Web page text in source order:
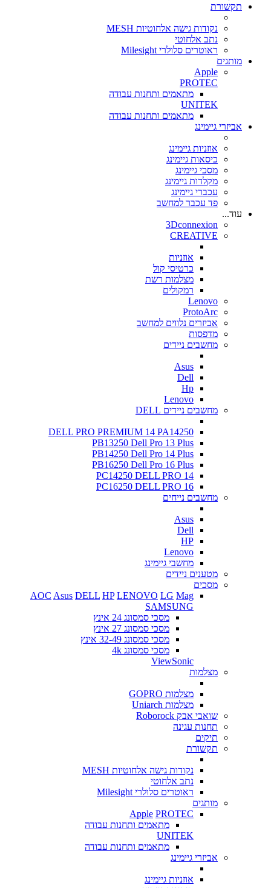
תקשורת
נקודות גישה אלחוטיות MESH
נתב אלחוטי
ראוטרים סלולרי Milesight
מותגים
Apple
PROTEC
מתאמים ותחנות עבודה
UNITEK
מתאמים ותחנות עבודה
אביזרי גיימינג
אוזניות גיימינג
כיסאות גיימינג
מסכי גיימינג
מקלדות גיימינג
עכברי גיימינג
פד עכבר למחשב
עוד...
3Dconnexion
CREATIVE
אוזניות
כרטיסי קול
מצלמות רשת
רמקולים
Lenovo
ProtoArc
אביזרים נלווים למחשב
מדפסות
מחשבים ניידים
Asus
Dell
Hp
Lenovo
מחשבים ניידים DELL
DELL PRO PREMIUM 14 PA14250
PB13250 Dell Pro 13 Plus
PB14250 Dell Pro 14 Plus
PB16250 Dell Pro 16 Plus
PC14250 DELL PRO 14
PC16250 DELL PRO 16
מחשבים נייחים
Asus
Dell
HP
Lenovo
מחשבי גיימינג
מטענים ניידים
מסכים
AOC Asus DELL HP LENOVO LG Mag
SAMSUNG
מסכי סמסונג 24 אינץ
מסכי סמסונג 27 אינץ
מסכי סמסונג 32-49 אינץ
מסכי סמסונג 4k
ViewSonic
מצלמות
מצלמות GOPRO
מצלמות Uniarch
שואבי אבק Roborock
תחנות עגינה
תיקים
תקשורת
נקודות גישה אלחוטיות MESH
נתב אלחוטי
ראוטרים סלולרי Milesight
מותגים
Apple PROTEC
מתאמים ותחנות עבודה
UNITEK
מתאמים ותחנות עבודה
אביזרי גיימינג
אוזניות גיימינג